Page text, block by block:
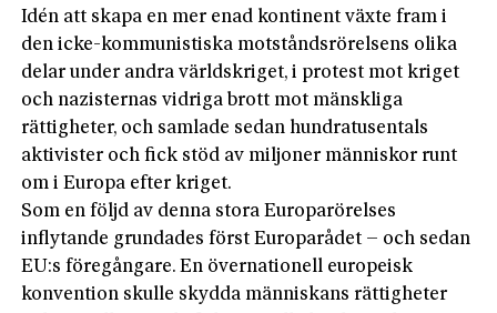
Idén att skapa en mer enad kontinent växte fram i
den icke-kommunistiska motståndsrörelsens olika
delar under andra världskriget, i protest mot kriget
och nazisternas vidriga brott mot mänskliga
rättigheter, och samlade sedan hundratusentals
aktivister och fick stöd av miljoner människor runt
om i Europa efter kriget.
Som en följd av denna stora Europarörelses
inflytande grundades först Europarådet – och sedan
EU:s föregångare. En övernationell europeisk
konvention skulle skydda människans rättigheter